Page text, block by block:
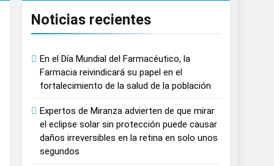
proyecciones de películas de los
lactante
playas y otros espacios al aire
estratégica y modernización
Noticias recientes
En el Día Mundial del Farmacéutico, la
Farmacia reivindicará su papel en el
fortalecimiento de la salud de la población
Expertos de Miranza advierten de que mirar
el eclipse solar sin protección puede causar
daños irreversibles en la retina en solo unos
segundos